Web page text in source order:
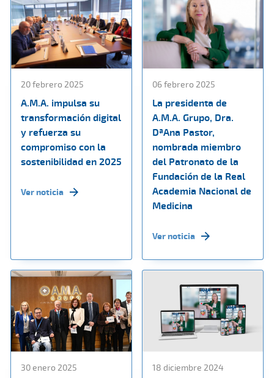
20 febrero 2025
A.M.A. impulsa su
transformación digital
y refuerza su
compromiso con la
sostenibilidad en 2025
Ver noticia
06 febrero 2025
La presidenta de
A.M.A. Grupo, Dra.
DªAna Pastor,
nombrada miembro
del Patronato de la
Fundación de la Real
Academia Nacional de
Medicina
Ver noticia
30 enero 2025 18 diciembre 2024